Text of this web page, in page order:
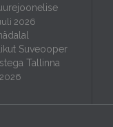
2026
Suveooper
Tallinna